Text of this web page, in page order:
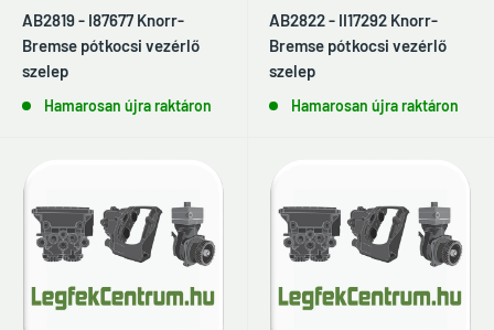
AB2819 - I87677 Knorr-
Bremse pótkocsi vezérlő
szelep
Hamarosan újra raktáron
AB2822 - II17292 Knorr-
Bremse pótkocsi vezérlő
szelep
Hamarosan újra raktáron